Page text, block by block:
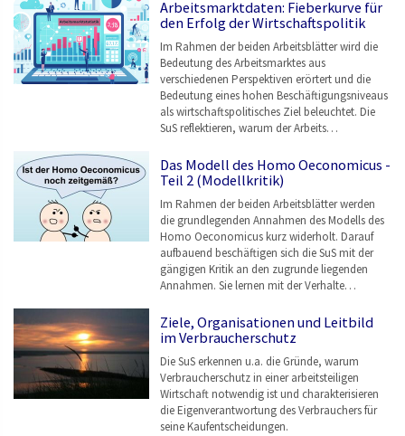
Arbeitsmarktdaten: Fieberkurve für
den Erfolg der Wirtschaftspolitik
Im Rahmen der beiden Arbeitsblätter wird die
Bedeutung des Arbeitsmarktes aus
verschiedenen Perspektiven erörtert und die
Bedeutung eines hohen Beschäftigungsniveaus
als wirtschaftspolitisches Ziel beleuchtet. Die
SuS reflektieren, warum der Arbeits…
Das Modell des Homo Oeconomicus -
Teil 2 (Modellkritik)
Im Rahmen der beiden Arbeitsblätter werden
die grundlegenden Annahmen des Modells des
Homo Oeconomicus kurz widerholt. Darauf
aufbauend beschäftigen sich die SuS mit der
gängigen Kritik an den zugrunde liegenden
Annahmen. Sie lernen mit der Verhalte…
Ziele, Organisationen und Leitbild
im Verbraucherschutz
Die SuS erkennen u.a. die Gründe, warum
Verbraucherschutz in einer arbeitsteiligen
Wirtschaft notwendig ist und charakterisieren
die Eigenverantwortung des Verbrauchers für
seine Kaufentscheidungen.